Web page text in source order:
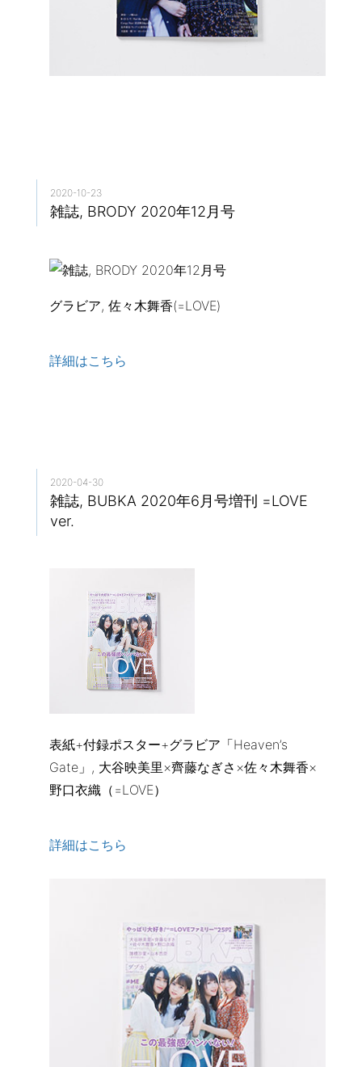
2020-10-23
雑誌, BRODY 2020年12月号
グラビア, 佐々木舞香(=LOVE)
詳細はこちら
2020-04-30
雑誌, BUBKA 2020年6月号増刊 =LOVE
ver.
表紙+付録ポスター+グラビア「Heaven’s
Gate」, 大谷映美里×齊藤なぎさ×佐々木舞香×
野口衣織（=LOVE）
詳細はこちら